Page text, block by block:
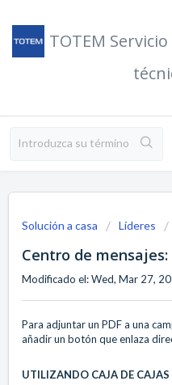
TOTEM
Solución a casa Líderes
Centro de
Modificado el: Wed, Mar 27,
Para adjuntar un PDF a una
añadir un botón que enlaza
UTILIZANDO CAJA DE CAJAS